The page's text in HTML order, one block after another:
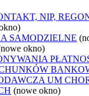
NIP,
SAMODZIELNE
okno)
UM
(nowe okno)